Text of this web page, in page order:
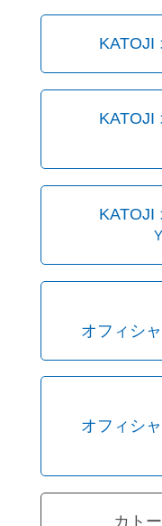
KATOJI
KATOJI
KATOJI
オフィシ
オフィシ
カト